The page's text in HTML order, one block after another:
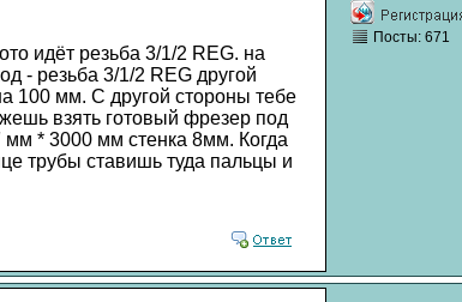
идёт резьба 3/1/2 REG. на
- резьба 3/1/2 REG другой
100 мм. С другой стороны тебе
взять готовый фрезер под
* 3000 мм стенка 8мм. Когда
трубы ставишь туда пальцы и
Посты: 671